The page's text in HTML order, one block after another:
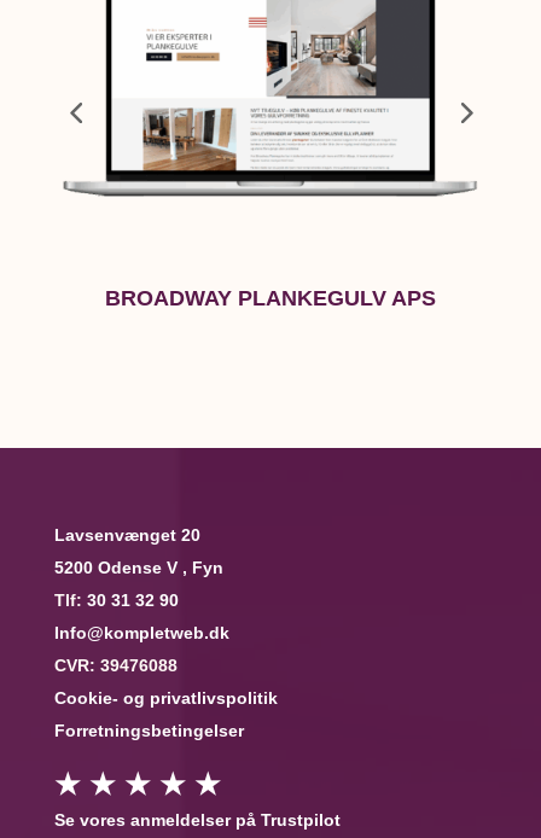
BROADWAY PLANKEGULV APS
Lavsenvænget 20
5200 Odense V , Fyn
Tlf: 30 31 32 90
Info@kompletweb.dk
CVR: 39476088
Cookie- og privatlivspolitik
Forretningsbetingelser
★ ★ ★ ★ ★
Se vores anmeldelser på Trustpilot